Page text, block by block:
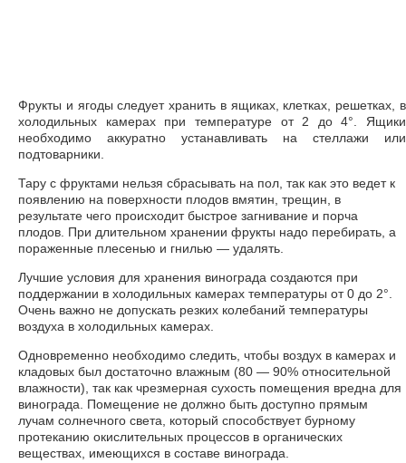
Фрукты и ягоды следует хранить в ящиках, клетках, решетках, в
холодильных камерах при температуре от 2 до 4°. Ящики
необходимо аккуратно устанавливать на стеллажи или
подтоварники.
Тару с фруктами нельзя сбрасывать на пол, так как это ведет к
появлению на поверхности плодов вмятин, трещин, в
результате чего происходит быстрое загнивание и порча
плодов. При длительном хранении фрукты надо перебирать, а
пораженные плесенью и гнилью — удалять.
Лучшие условия для хранения винограда создаются при
поддержании в холодильных камерах температуры от 0 до 2°.
Очень важно не допускать резких колебаний температуры
воздуха в холодильных камерах.
Одновременно необходимо следить, чтобы воздух в камерах и
кладовых был достаточно влажным (80 — 90% относительной
влажности), так как чрезмерная сухость помещения вредна для
винограда. Помещение не должно быть доступно прямым
лучам солнечного света, который способствует бурному
протеканию окислительных процессов в органических
веществах, имеющихся в составе винограда.